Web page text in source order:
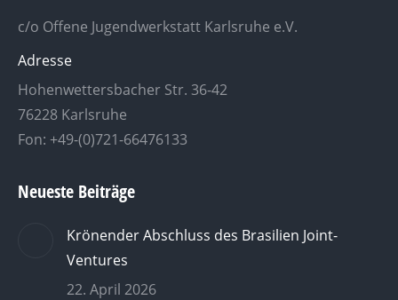
c/o Offene Jugendwerkstatt Karlsruhe e.V.
Adresse
Hohenwettersbacher Str. 36-42
76228 Karlsruhe
Fon: +49-(0)721-66476133
Neueste Beiträge
Krönender Abschluss des Brasilien Joint-
Ventures
22. April 2026